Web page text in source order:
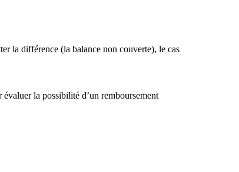
la différence (la balance non couverte), le cas
la possibilité d’un remboursement